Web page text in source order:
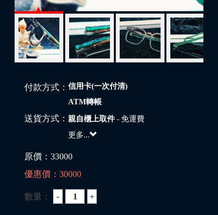
付款方式： 信用卡(一次付清)
ATM轉帳
送貨方式： 親自櫃上取件- 免運費
更多...
原價： 33000
優惠價： 30000
數量：